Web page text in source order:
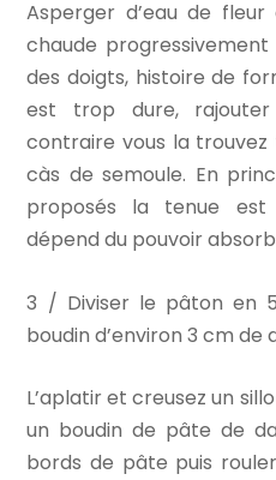
Asperger d’eau de fleur
chaude
des doigts, histoire de
est trop dure,
contraire vous la
càs de semoule. En
proposés la tenue
dépend du pouvoir
3 / Diviser le pâton en
boudin d’environ 3 cm de
L’aplatir et creusez un
un boudin de pâte de
bords de pâte puis